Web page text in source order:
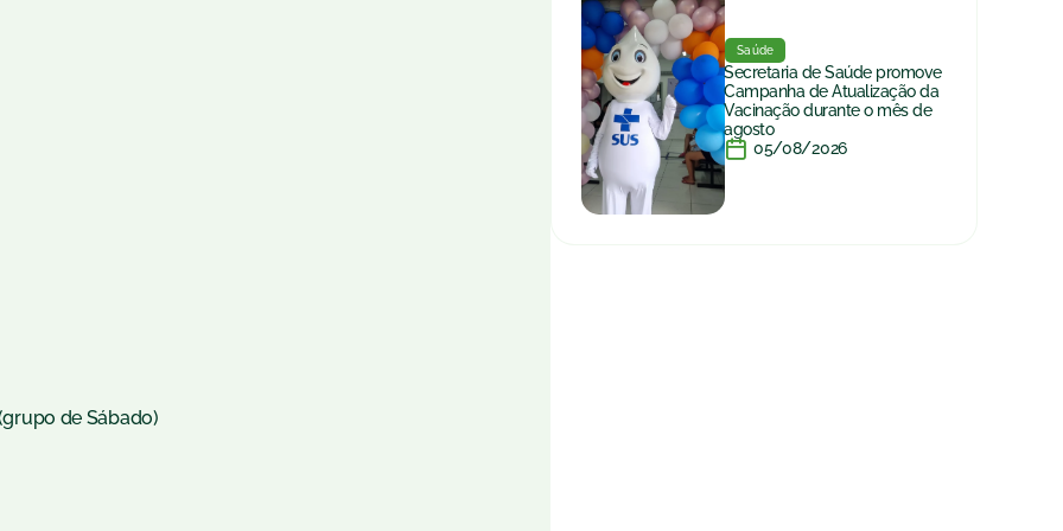
de Sábado)
Saúde
Secretaria de Saúde promove
Campanha de Atualização da
Vacinação durante o mês de
agosto
05/08/2026